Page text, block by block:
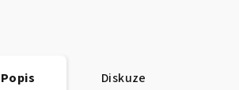
Popis Diskuze